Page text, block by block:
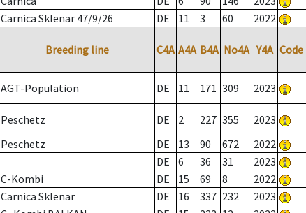
Carnica Sklenar 47/9/26 DE 11 3 60 2022
Breeding line C4A A4A B4A No4A Y4A Code
AGT-Population DE 11 171 309 2023
Peschetz DE 2 227 355 2023
Peschetz DE 13 90 672 2022
DE 6 36 31 2023
C-Kombi DE 15 69 8 2022
Carnica Sklenar DE 16 337 232 2023